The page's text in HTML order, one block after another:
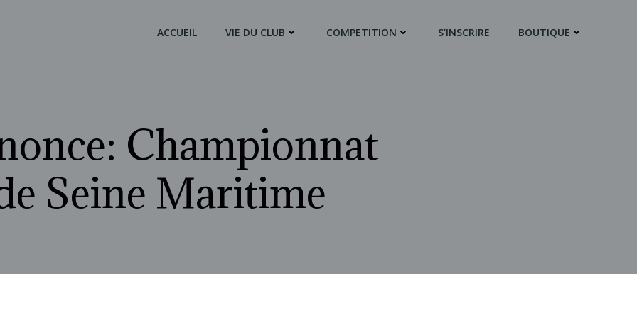
ACCUEIL VIE DU CLUB COMPETITION S’INSCRIRE BOUTIQUE
Championnat
Seine Maritime